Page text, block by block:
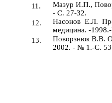
11.
Мазур И.П.,
- С. 27-32.
12.
Насонов Е.Л.
медицина. -
13.
Поворзнюк В.В.
2002. - № 1.-С.